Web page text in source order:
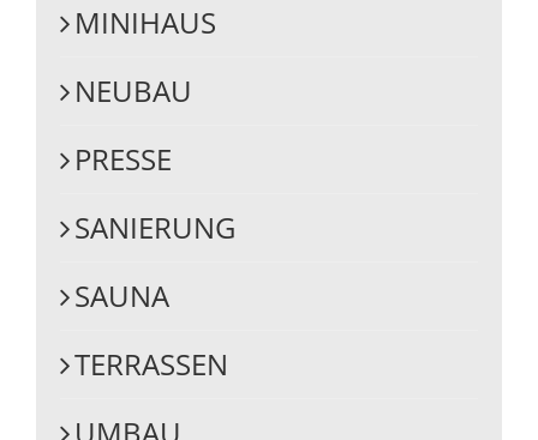
MINIHAUS
NEUBAU
PRESSE
SANIERUNG
SAUNA
TERRASSEN
UMBAU